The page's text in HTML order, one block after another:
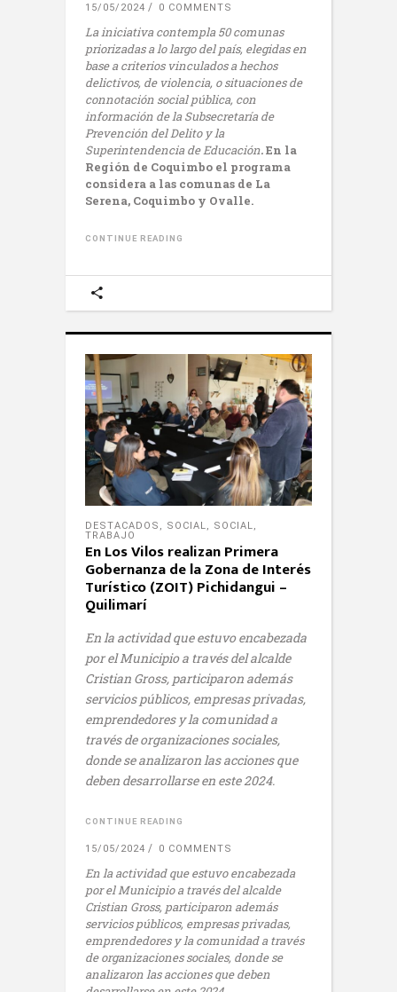
15/05/2024 0 COMMENTS
La iniciativa contempla 50 comunas
priorizadas a lo largo del país, elegidas en
base a criterios vinculados a hechos
delictivos, de violencia, o situaciones de
connotación social pública, con
información de la Subsecretaría de
Prevención del Delito y la
Superintendencia de Educación.En la
Región de Coquimbo el programa
considera a las comunas de La
Serena, Coquimbo y Ovalle.
CONTINUE READING
DESTACADOS , SOCIAL, SOCIAL,
TRABAJO
En Los Vilos realizan Primera
Gobernanza de la Zona de Interés
Turístico (ZOIT) Pichidangui –
Quilimarí
En la actividad que estuvo encabezada
por el Municipio a través del alcalde
Cristian Gross, participaron además
servicios públicos, empresas privadas,
emprendedores y la comunidad a
través de organizaciones sociales,
donde se analizaron las acciones que
deben desarrollarse en este 2024.
CONTINUE READING
15/05/2024 0 COMMENTS
En la actividad que estuvo encabezada
por el Municipio a través del alcalde
Cristian Gross, participaron además
servicios públicos, empresas privadas,
emprendedores y la comunidad a través
de organizaciones sociales, donde se
analizaron las acciones que deben